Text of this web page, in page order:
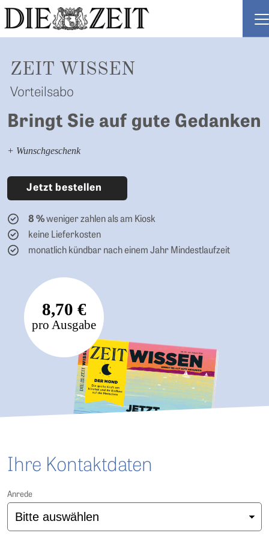
ZEIT WISSEN
Vorteilsabo
Bringt Sie auf gute Gedanken
+ Wunschgeschenk
Jetzt bestellen
8 %weniger zahlen als am Kiosk
keine Lieferkosten
monatlich kündbar nach einem Jahr Mindestlaufzeit
8,70 €
pro Ausgabe
Ihre Kontaktdaten
Anrede